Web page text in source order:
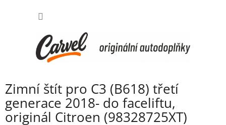
Zimní štít pro C3 (B618) třetí
generace 2018- do faceliftu,
originál Citroen (98328725XT)